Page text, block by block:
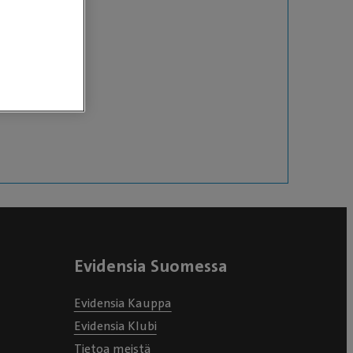
Evidensia Suomessa
Evidensia Kauppa
Evidensia Klubi
Tietoa meistä